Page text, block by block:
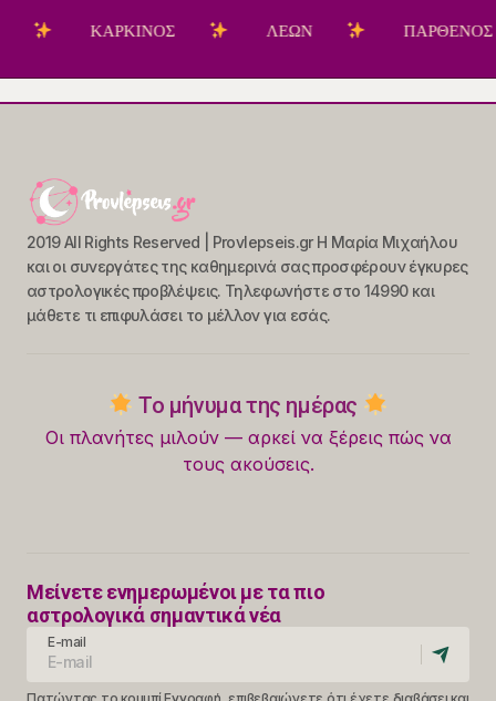
ΚΑΡΚΙΝΟΣ ΛΕΩΝ ΠΑΡΘΕΝΟΣ
2019 All Rights Reserved | Provlepseis.gr Η Μαρία Μιχαήλου
και οι συνεργάτες της καθημερινά σας προσφέρουν έγκυρες
αστρολογικές προβλέψεις. Τηλεφωνήστε στο 14990 και
μάθετε τι επιφυλάσει το μέλλον για εσάς.
Το μήνυμα της ημέρας
Οι πλανήτες μιλούν — αρκεί να ξέρεις πώς να
τους ακούσεις.
Μείνετε ενημερωμένοι με τα πιο
αστρολογικά σημαντικά νέα
E-mail